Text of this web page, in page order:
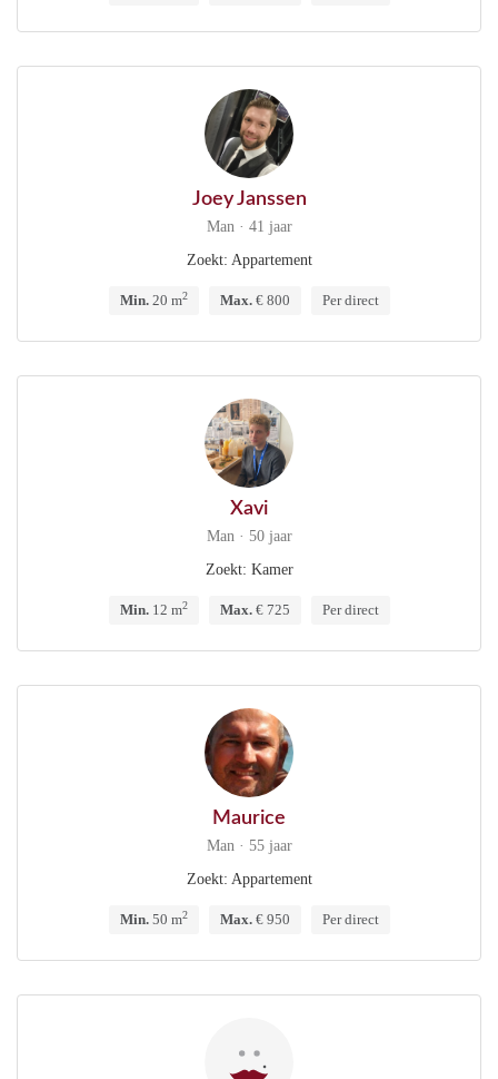
Joey Janssen
Man · 41 jaar
Zoekt: Appartement
Min.20 m2 Max.€ 800 Per direct
Xavi
Man · 50 jaar
Zoekt: Kamer
Min.12 m2 Max.€ 725 Per direct
Maurice
Man · 55 jaar
Zoekt: Appartement
Min.50 m2 Max.€ 950 Per direct